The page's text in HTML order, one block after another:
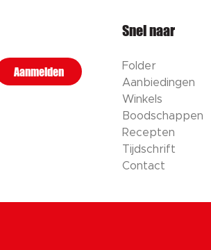
Aanmelden
Snel naar
Folder
Aanbiedingen
Winkels
Boodschappen
Recepten
Tijdschrift
Contact